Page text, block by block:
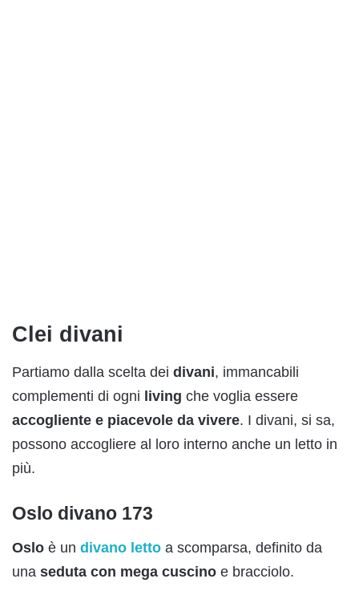
Clei divani
Partiamo dalla scelta dei divani, immancabili
complementi di ogni living che voglia essere
accogliente e piacevole da vivere. I divani, si sa,
possono accogliere al loro interno anche un letto in
più.
Oslo divano 173
Oslo è un divano letto a scomparsa, definito da
una seduta con mega cuscino e bracciolo.